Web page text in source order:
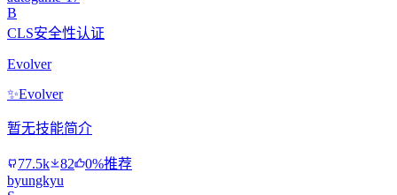
B
CLS安全性认证
Evolver
✨Evolver
暂无技能简介
77.5k 82
0%推荐
byungkyu